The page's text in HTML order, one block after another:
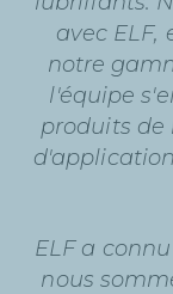
avec ELF,
notre
l'équipe
produits de
ELF a
nous